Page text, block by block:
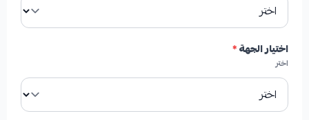
بشكل نهائي.
الفوائد المتوقعة عند استخدام هذه الهوبات:
اختيار الجهة*
اختر